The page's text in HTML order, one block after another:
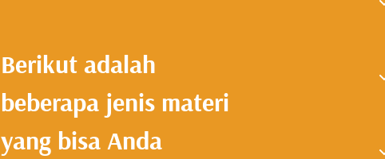
Berikut adalah
beberapa jenis materi
yang bisa Anda